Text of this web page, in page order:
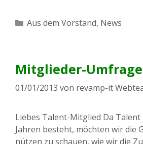
Kategorien
Aus dem Vorstand, News
Mitglieder-Umfrage
01/01/2013 von revamp-it
Liebes Talent-Mitglied Da Talent
Jahren besteht, möchten wir die
nützen zu schauen, wie wir die